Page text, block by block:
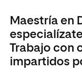
Maestría en
Trabajo con
impartidos